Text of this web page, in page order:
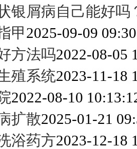
银屑病自己能好吗
甲2025-09-09
方法吗2022-08-05
殖系统2023-11-18
2022-08-10
扩散2025-01-21
浴药方2023-12-18